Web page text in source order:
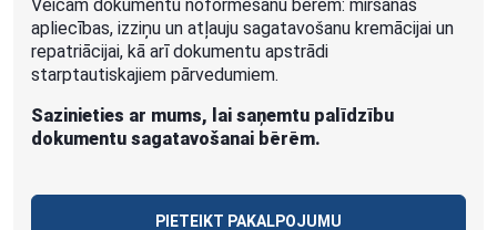
Veicam dokumentu noformēšanu bērēm: miršanas
apliecības, izziņu un atļauju sagatavošanu kremācijai un
repatriācijai, kā arī dokumentu apstrādi
starptautiskajiem pārvedumiem.
Sazinieties ar mums, lai saņemtu palīdzību
dokumentu sagatavošanai bērēm.
PIETEIKT PAKALPOJUMU